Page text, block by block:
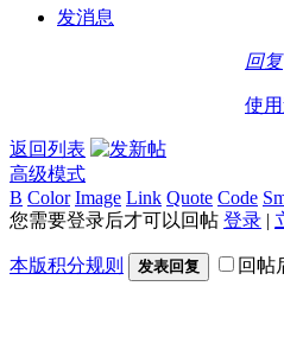
发消息
回复
使
返回列表
高级模式
B Color Image Link Quote Code
您需要登录后才可以回帖 登录 |
本版积分规则 发表回复 回帖